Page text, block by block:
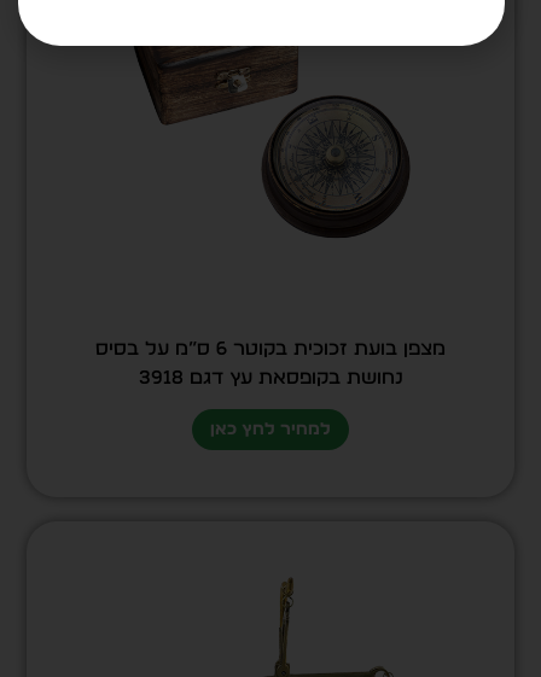
מצפן בועת זכוכית בקוטר 6 ס”מ על בסיס
נחושת בקופסאת עץ דגם 3918
למחיר לחץ כאן